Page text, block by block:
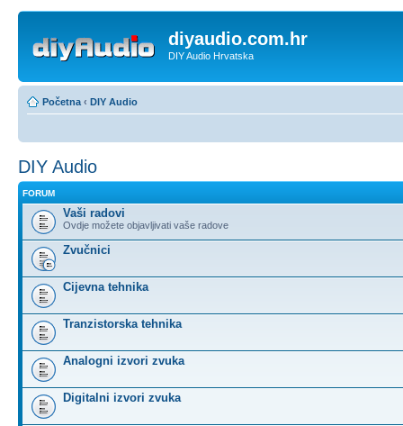
diyaudio.com.hr
DIY Audio Hrvatska
Početna ‹ DIY Audio
DIY Audio
FORUM
Vaši radovi
Ovdje možete objavljivati vaše radove
Zvučnici
Cijevna tehnika
Tranzistorska tehnika
Analogni izvori zvuka
Digitalni izvori zvuka